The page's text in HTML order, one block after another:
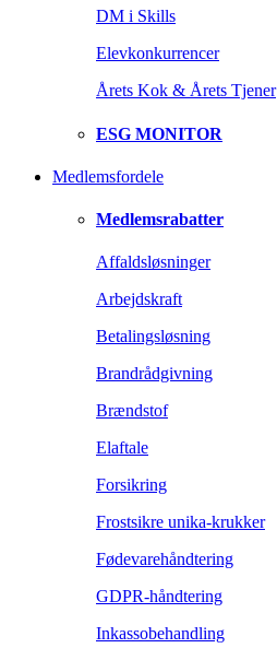
DM i Skills
Elevkonkurrencer
Årets Kok & Årets Tjener
ESG MONITOR
Medlemsfordele
Medlemsrabatter
Affaldsløsninger
Arbejdskraft
Betalingsløsning
Brandrådgivning
Brændstof
Elaftale
Forsikring
Frostsikre unika-krukker
Fødevarehåndtering
GDPR-håndtering
Inkassobehandling